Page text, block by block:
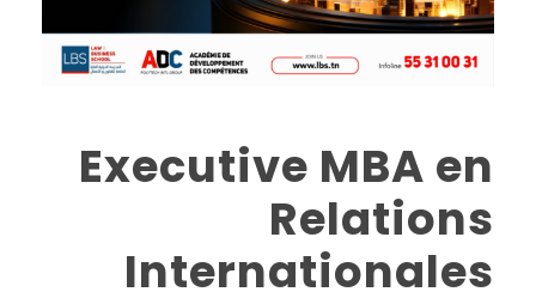
Executive MBA en
Relations
Internationales